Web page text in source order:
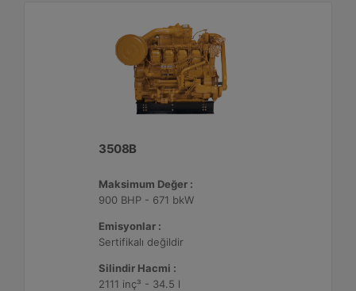
3508B
Maksimum Değer :
900 BHP - 671 bkW
Emisyonlar :
Sertifikalı değildir
Silindir Hacmi :
2111 inç³ - 34.5 l